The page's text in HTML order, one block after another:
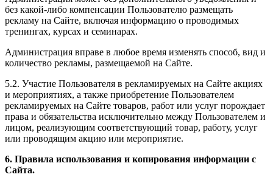
без какой-либо компенсации Пользователю размещать
рекламу на Сайте, включая информацию о проводимых
тренингах, курсах и семинарах.
Администрация вправе в любое время изменять способ, вид и
количество рекламы, размещаемой на Сайте.
5.2. Участие Пользователя в рекламируемых на Сайте акциях
и мероприятиях, а также приобретение Пользователем
рекламируемых на Сайте товаров, работ или услуг порождает
права и обязательства исключительно между Пользователем и
лицом, реализующим соответствующий товар, работу, услуг
или проводящим акцию или мероприятие.
6. Правила использования и копирования информации с
Сайта.